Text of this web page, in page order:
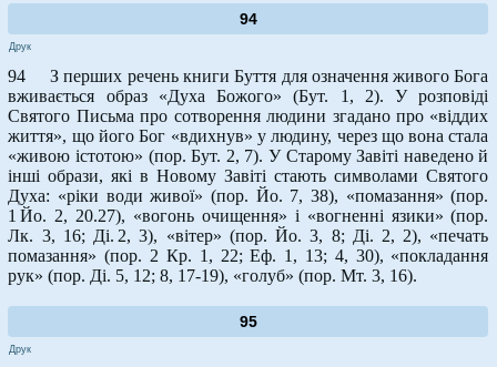
94
Друк
94 З перших речень книги Буття для означення живого Бога
вживається образ «Духа Божого» (Бут. 1, 2). У розповіді
Святого Письма про сотворення людини згадано про «віддих
життя», що його Бог «вдихнув» у людину, через що вона стала
«живою істотою» (пор. Бут. 2, 7). У Старому Завіті наведено й
інші образи, які в Новому Завіті стають символами Святого
Духа: «ріки води живої» (пор. Йо. 7, 38), «помазання» (пор.
1 Йо. 2, 20.27), «вогонь очищення» і «вогненні язики» (пор.
Лк. 3, 16; Ді. 2, 3), «вітер» (пор. Йо. 3, 8; Ді. 2, 2), «печать
помазання» (пор. 2 Кр. 1, 22; Еф. 1, 13; 4, 30), «покладання
рук» (пор. Ді. 5, 12; 8, 17-19), «голуб» (пор. Мт. 3, 16).
95
Друк